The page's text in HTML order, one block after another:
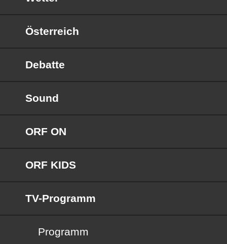
Österreich
Debatte
Sound
ORF ON
ORF KIDS
TV-Programm
Programm